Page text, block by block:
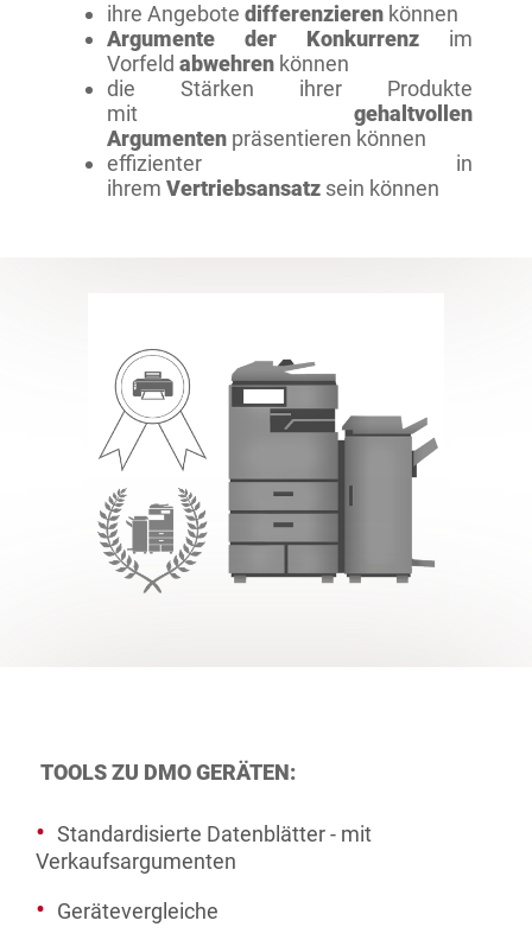
ihre Angebote differenzieren können
Argumente der Konkurrenz im
Vorfeld abwehren können
die Stärken ihrer Produkte
mit gehaltvollen
Argumenten präsentieren können
effizienter in
ihrem Vertriebsansatz sein können
TOOLS ZU DMO GERÄTEN:
Standardisierte Datenblätter - mit
Verkaufsargumenten
Gerätevergleiche